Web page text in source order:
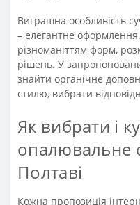
Виграшна особливість
– елегантне
різноманіттям форм,
рішень. У
знайти органічне
стилю, вибрати
Як вибрати і
опалювальне
Полтаві
Кожна пропозиція